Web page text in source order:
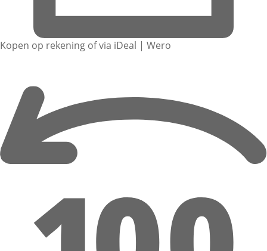
Kopen op rekening of via iDeal | Wero